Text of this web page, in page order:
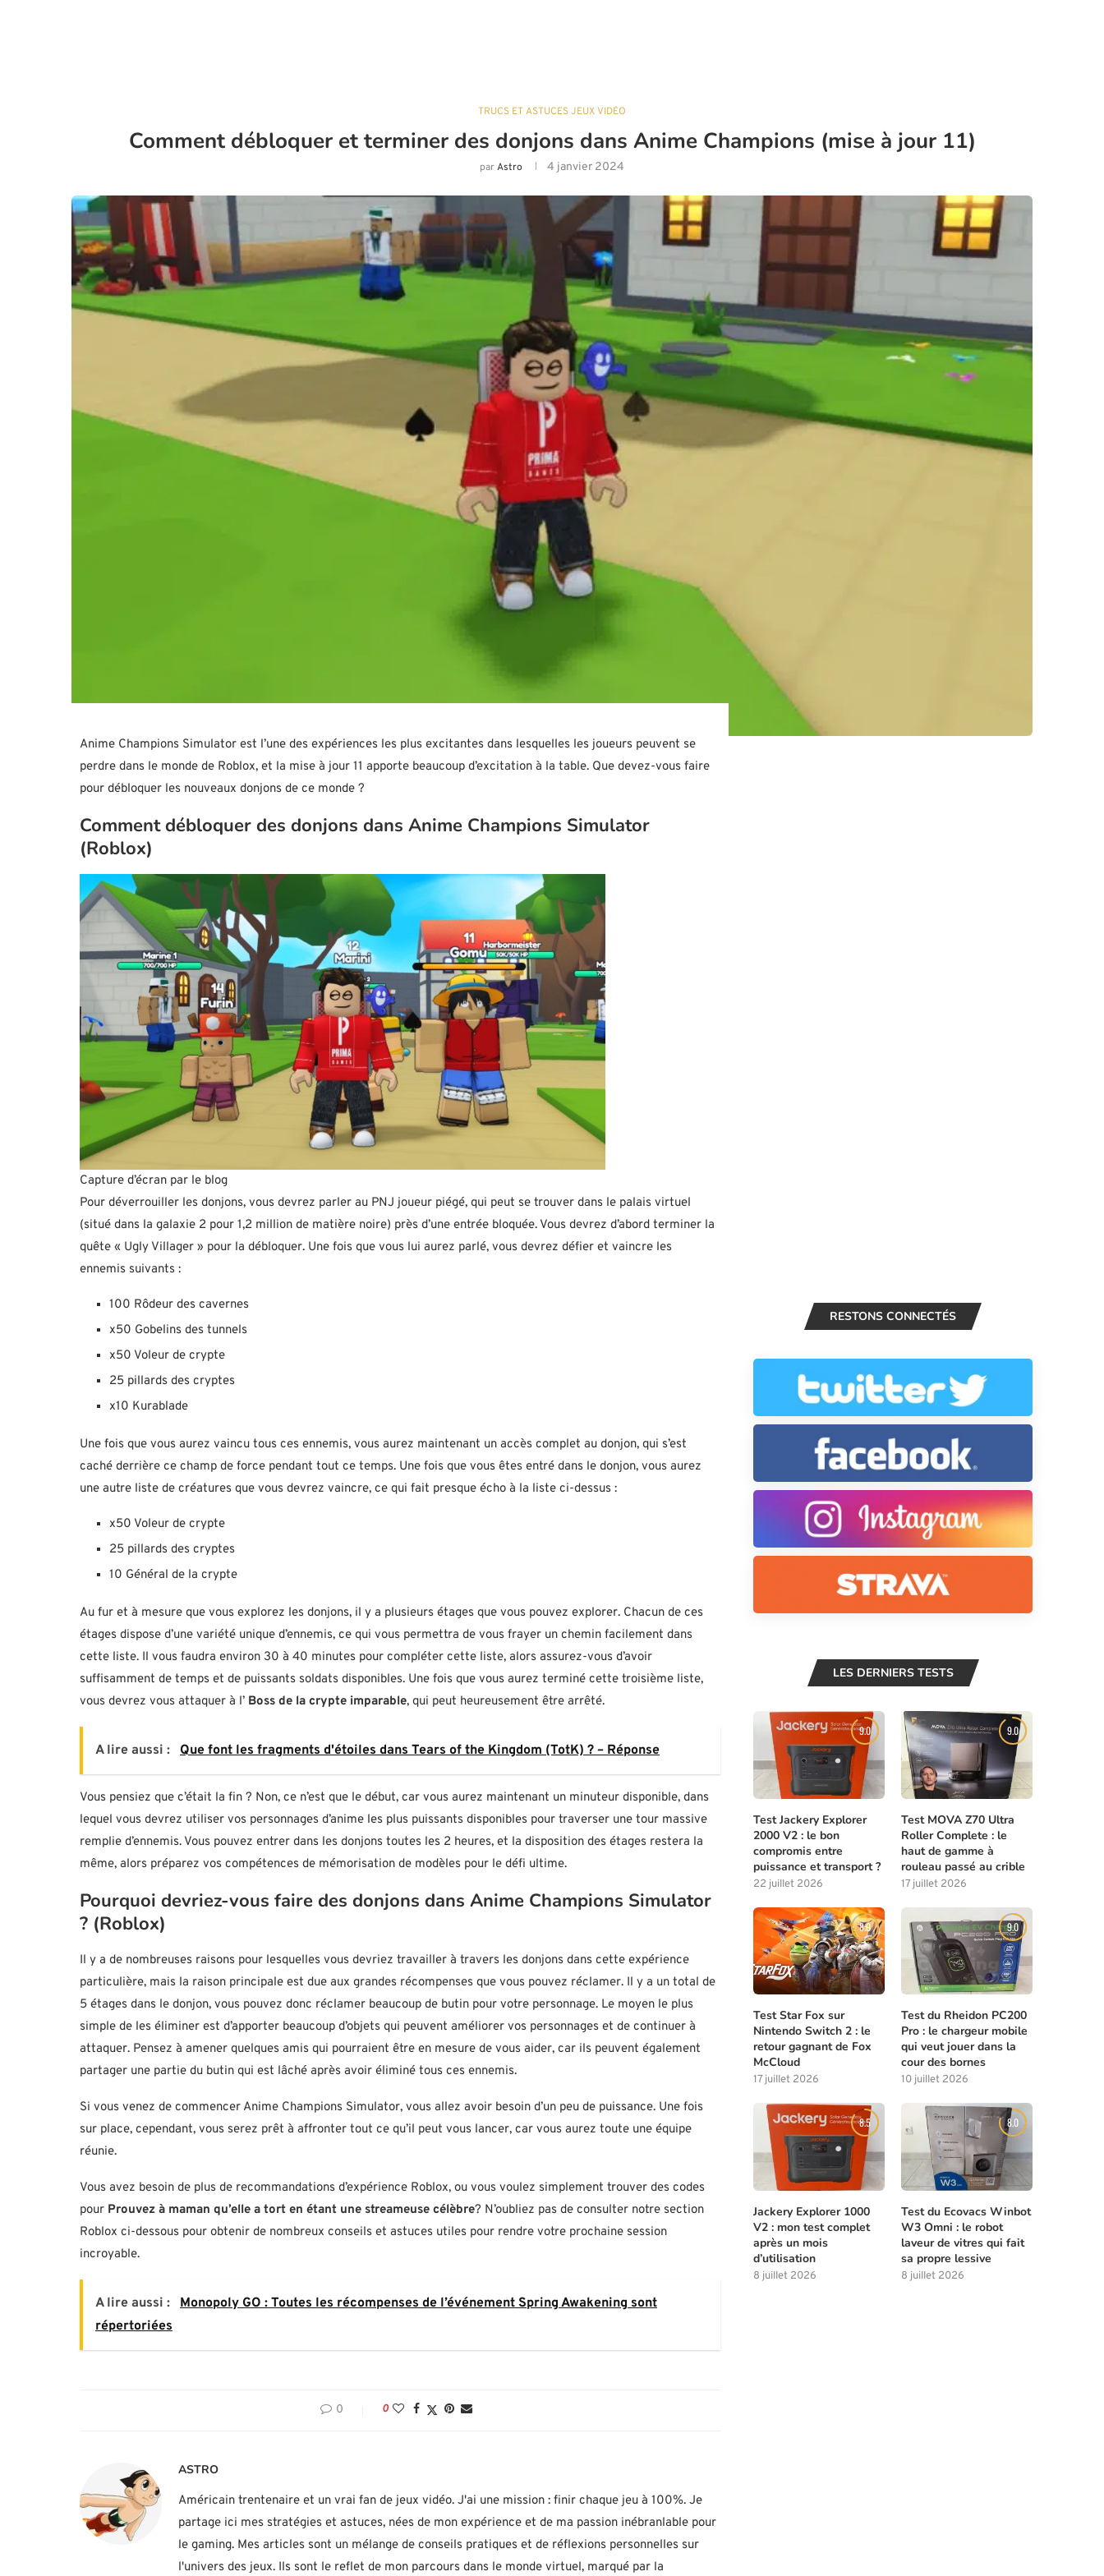
TRUCS ET ASTUCES JEUX VIDÉO
Comment débloquer et terminer des donjons dans Anime Champions (mise à jour 11)
parAstro 4 janvier 2024
Anime Champions Simulator est l’une des expériences les plus excitantes dans lesquelles les joueurs peuvent se
perdre dans le monde de Roblox, et la mise à jour 11 apporte beaucoup d’excitation à la table. Que devez-vous faire
pour débloquer les nouveaux donjons de ce monde ?
Comment débloquer des donjons dans Anime Champions Simulator
(Roblox)
Capture d’écran par le blog
Pour déverrouiller les donjons, vous devrez parler au PNJ joueur piégé, qui peut se trouver dans le palais virtuel
(situé dans la galaxie 2 pour 1,2 million de matière noire) près d’une entrée bloquée. Vous devrez d’abord terminer la
quête « Ugly Villager » pour la débloquer. Une fois que vous lui aurez parlé, vous devrez défier et vaincre les
ennemis suivants :
100 Rôdeur des cavernes
x50 Gobelins des tunnels
x50 Voleur de crypte
25 pillards des cryptes
x10 Kurablade
Une fois que vous aurez vaincu tous ces ennemis, vous aurez maintenant un accès complet au donjon, qui s’est
caché derrière ce champ de force pendant tout ce temps. Une fois que vous êtes entré dans le donjon, vous aurez
une autre liste de créatures que vous devrez vaincre, ce qui fait presque écho à la liste ci-dessus :
x50 Voleur de crypte
25 pillards des cryptes
10 Général de la crypte
Au fur et à mesure que vous explorez les donjons, il y a plusieurs étages que vous pouvez explorer. Chacun de ces
étages dispose d’une variété unique d’ennemis, ce qui vous permettra de vous frayer un chemin facilement dans
cette liste. Il vous faudra environ 30 à 40 minutes pour compléter cette liste, alors assurez-vous d’avoir
suffisamment de temps et de puissants soldats disponibles. Une fois que vous aurez terminé cette troisième liste,
vous devrez vous attaquer à l’ Boss de la crypte imparable, qui peut heureusement être arrêté.
A lire aussi : Que font les fragments d'étoiles dans Tears of the Kingdom (TotK) ? – Réponse
Vous pensiez que c’était la fin ? Non, ce n’est que le début, car vous aurez maintenant un minuteur disponible, dans
lequel vous devrez utiliser vos personnages d’anime les plus puissants disponibles pour traverser une tour massive
remplie d’ennemis. Vous pouvez entrer dans les donjons toutes les 2 heures, et la disposition des étages restera la
même, alors préparez vos compétences de mémorisation de modèles pour le défi ultime.
Pourquoi devriez-vous faire des donjons dans Anime Champions Simulator
? (Roblox)
Il y a de nombreuses raisons pour lesquelles vous devriez travailler à travers les donjons dans cette expérience
particulière, mais la raison principale est due aux grandes récompenses que vous pouvez réclamer. Il y a un total de
5 étages dans le donjon, vous pouvez donc réclamer beaucoup de butin pour votre personnage. Le moyen le plus
simple de les éliminer est d’apporter beaucoup d’objets qui peuvent améliorer vos personnages et de continuer à
attaquer. Pensez à amener quelques amis qui pourraient être en mesure de vous aider, car ils peuvent également
partager une partie du butin qui est lâché après avoir éliminé tous ces ennemis.
Si vous venez de commencer Anime Champions Simulator, vous allez avoir besoin d’un peu de puissance. Une fois
sur place, cependant, vous serez prêt à affronter tout ce qu’il peut vous lancer, car vous aurez toute une équipe
réunie.
Vous avez besoin de plus de recommandations d’expérience Roblox, ou vous voulez simplement trouver des codes
pour Prouvez à maman qu’elle a tort en étant une streameuse célèbre? N’oubliez pas de consulter notre section
Roblox ci-dessous pour obtenir de nombreux conseils et astuces utiles pour rendre votre prochaine session
incroyable.
A lire aussi : Monopoly GO : Toutes les récompenses de l’événement Spring Awakening sont
répertoriées
0 0
ASTRO
Américain trentenaire et un vrai fan de jeux vidéo. J'ai une mission : finir chaque jeu à 100%. Je
partage ici mes stratégies et astuces, nées de mon expérience et de ma passion inébranlable pour
le gaming. Mes articles sont un mélange de conseils pratiques et de réflexions personnelles sur
l'univers des jeux. Ils sont le reflet de mon parcours dans le monde virtuel, marqué par la
RESTONS CONNECTÉS
LES DERNIERS TESTS
9.0
Test Jackery Explorer
2000 V2 : le bon
compromis entre
puissance et transport ?
22 juillet 2026
9.0
Test MOVA Z70 Ultra
Roller Complete : le
haut de gamme à
rouleau passé au crible
17 juillet 2026
8.0
Test Star Fox sur
Nintendo Switch 2 : le
retour gagnant de Fox
McCloud
17 juillet 2026
9.0
Test du Rheidon PC200
Pro : le chargeur mobile
qui veut jouer dans la
cour des bornes
10 juillet 2026
8.5
Jackery Explorer 1000
V2 : mon test complet
après un mois
d’utilisation
8 juillet 2026
8.0
Test du Ecovacs Winbot
W3 Omni : le robot
laveur de vitres qui fait
sa propre lessive
8 juillet 2026